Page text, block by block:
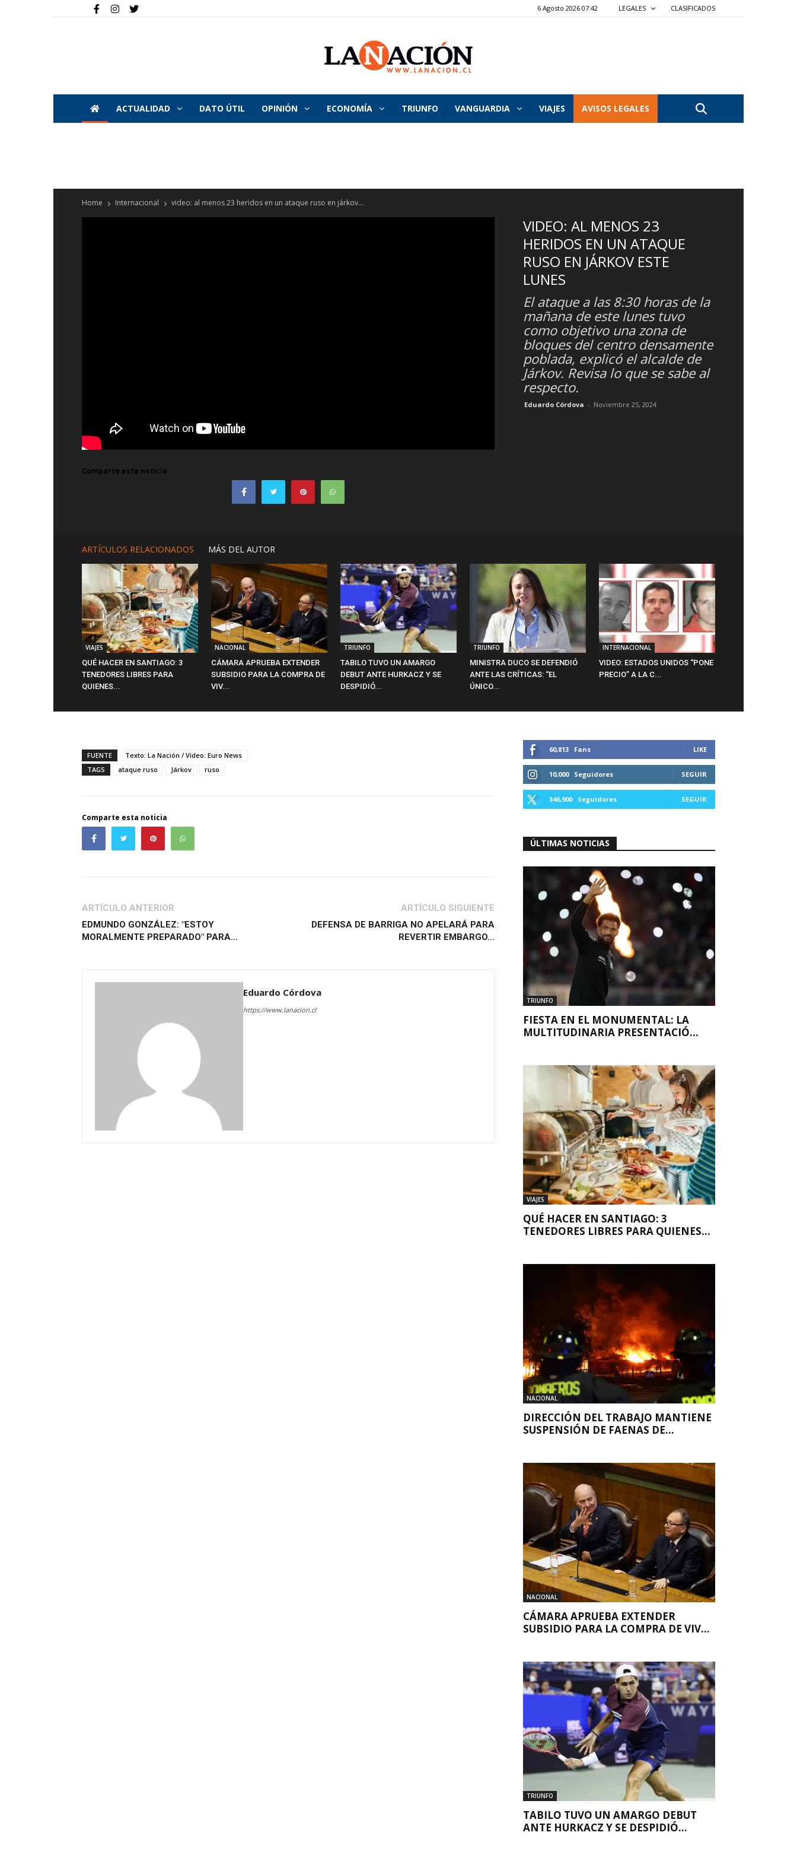
6 Agosto 2026 07:42 LEGALES CLASIFICADOS
La
Nación
ACTUALIDAD DATO ÚTIL OPINIÓN ECONOMÍA TRIUNFO VANGUARDIA VIAJES AVISOS LEGALES
Home Internacional video: al menos 23 heridos en un ataque ruso en járkov...
VIDEO: AL MENOS 23
HERIDOS EN UN ATAQUE
RUSO EN JÁRKOV ESTE
LUNES
El ataque a las 8:30 horas de la
mañana de este lunes tuvo
como objetivo una zona de
bloques del centro densamente
poblada, explicó el alcalde de
Járkov. Revisa lo que se sabe al
respecto.
Eduardo Córdova - Noviembre 25, 2024
Comparte esta noticia
ARTÍCULOS RELACIONADOS MÁS DEL AUTOR
VIAJES
QUÉ HACER EN SANTIAGO: 3
TENEDORES LIBRES PARA
QUIENES...
NACIONAL
CÁMARA APRUEBA EXTENDER
SUBSIDIO PARA LA COMPRA DE
VIV...
TRIUNFO
TABILO TUVO UN AMARGO
DEBUT ANTE HURKACZ Y SE
DESPIDIÓ...
TRIUNFO
MINISTRA DUCO SE DEFENDIÓ
ANTE LAS CRÍTICAS: “EL
ÚNICO...
INTERNACIONAL
VIDEO: ESTADOS UNIDOS “PONE
PRECIO” A LA C...
FUENTE
Texto: La Nación / Video: Euro News
TAGS
ataque ruso Járkov ruso
Comparte esta noticia
ARTÍCULO ANTERIOR
EDMUNDO GONZÁLEZ: "ESTOY
MORALMENTE PREPARADO" PARA...
ARTÍCULO SIGUIENTE
DEFENSA DE BARRIGA NO APELARÁ PARA
REVERTIR EMBARGO...
Eduardo Córdova
https://www.lanacion.cl
60,813 Fans LIKE
10,000 Seguidores SEGUIR
346,900 Seguidores SEGUIR
ÚLTIMAS NOTICIAS
TRIUNFO
FIESTA EN EL MONUMENTAL: LA
MULTITUDINARIA PRESENTACIÓ...
VIAJES
QUÉ HACER EN SANTIAGO: 3
TENEDORES LIBRES PARA QUIENES...
NACIONAL
DIRECCIÓN DEL TRABAJO MANTIENE
SUSPENSIÓN DE FAENAS DE...
NACIONAL
CÁMARA APRUEBA EXTENDER
SUBSIDIO PARA LA COMPRA DE VIV...
TRIUNFO
TABILO TUVO UN AMARGO DEBUT
ANTE HURKACZ Y SE DESPIDIÓ...